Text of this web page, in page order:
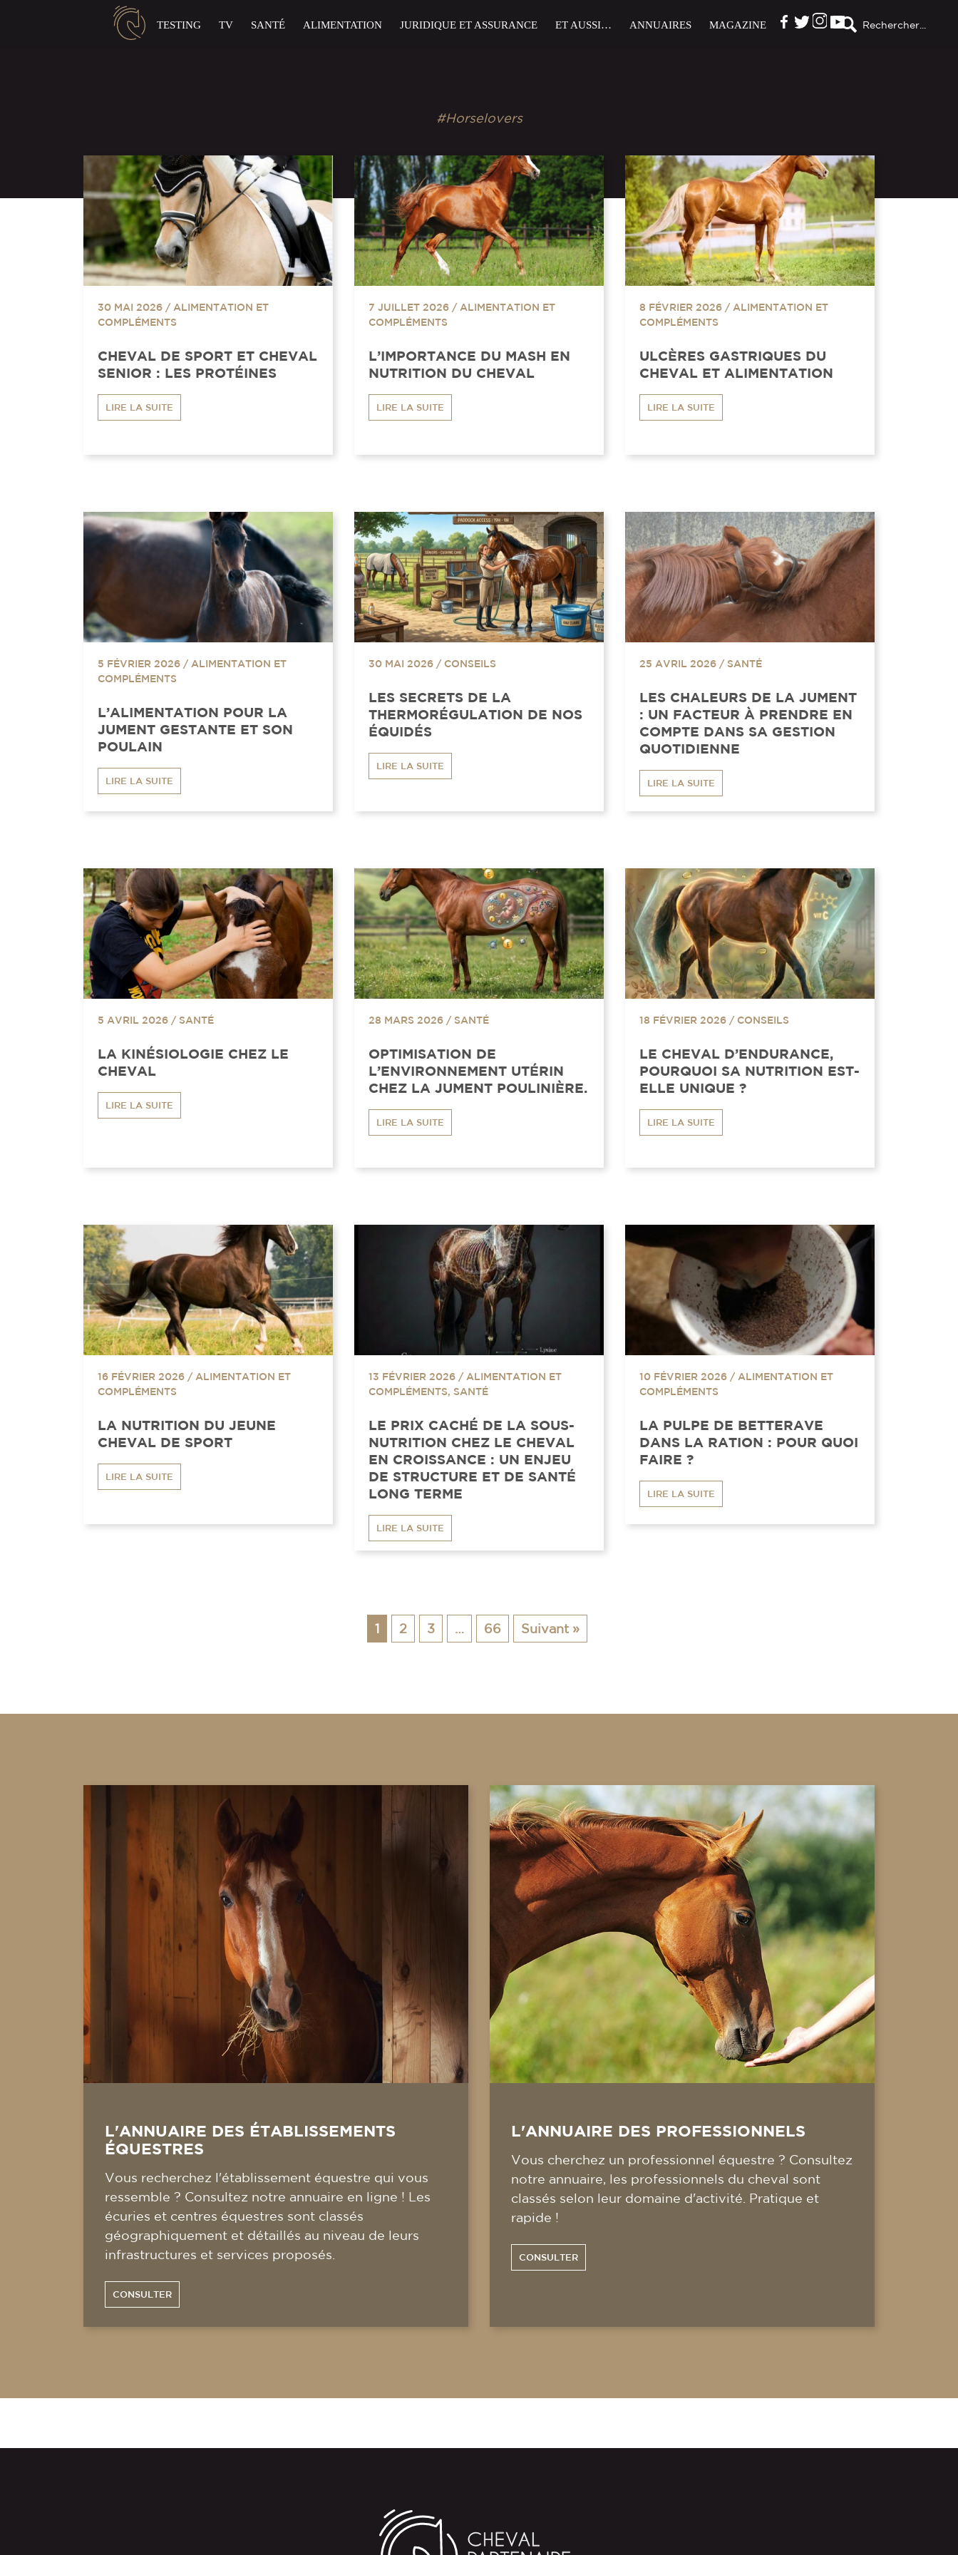
Rechercher...
TESTING TV SANTÉ ALIMENTATION JURIDIQUE ET ASSURANCE ET AUSSI… ANNUAIRES MAGAZINE
#Horselovers
30 MAI 2026 / ALIMENTATION ET
COMPLÉMENTS
CHEVAL DE SPORT ET CHEVAL
SENIOR : LES PROTÉINES
LIRE LA SUITE
7 JUILLET 2026 / ALIMENTATION ET
COMPLÉMENTS
L’IMPORTANCE DU MASH EN
NUTRITION DU CHEVAL
LIRE LA SUITE
8 FÉVRIER 2026 / ALIMENTATION ET
COMPLÉMENTS
ULCÈRES GASTRIQUES DU
CHEVAL ET ALIMENTATION
LIRE LA SUITE
5 FÉVRIER 2026 / ALIMENTATION ET
COMPLÉMENTS
L’ALIMENTATION POUR LA
JUMENT GESTANTE ET SON
POULAIN
LIRE LA SUITE
30 MAI 2026 / CONSEILS
LES SECRETS DE LA
THERMORÉGULATION DE NOS
ÉQUIDÉS
LIRE LA SUITE
25 AVRIL 2026 / SANTÉ
LES CHALEURS DE LA JUMENT
: UN FACTEUR À PRENDRE EN
COMPTE DANS SA GESTION
QUOTIDIENNE
LIRE LA SUITE
5 AVRIL 2026 / SANTÉ
LA KINÉSIOLOGIE CHEZ LE
CHEVAL
LIRE LA SUITE
28 MARS 2026 / SANTÉ
OPTIMISATION DE
L’ENVIRONNEMENT UTÉRIN
CHEZ LA JUMENT POULINIÈRE.
LIRE LA SUITE
18 FÉVRIER 2026 / CONSEILS
LE CHEVAL D’ENDURANCE,
POURQUOI SA NUTRITION EST-
ELLE UNIQUE ?
LIRE LA SUITE
16 FÉVRIER 2026 / ALIMENTATION ET
COMPLÉMENTS
LA NUTRITION DU JEUNE
CHEVAL DE SPORT
LIRE LA SUITE
13 FÉVRIER 2026 / ALIMENTATION ET
COMPLÉMENTS, SANTÉ
LE PRIX CACHÉ DE LA SOUS-
NUTRITION CHEZ LE CHEVAL
EN CROISSANCE : UN ENJEU
DE STRUCTURE ET DE SANTÉ
LONG TERME
LIRE LA SUITE
10 FÉVRIER 2026 / ALIMENTATION ET
COMPLÉMENTS
LA PULPE DE BETTERAVE
DANS LA RATION : POUR QUOI
FAIRE ?
LIRE LA SUITE
1 2 3 66 Suivant »
L'ANNUAIRE DES ÉTABLISSEMENTS
ÉQUESTRES
Vous recherchez l'établissement équestre qui vous
ressemble ? Consultez notre annuaire en ligne ! Les
écuries et centres équestres sont classés
géographiquement et détaillés au niveau de leurs
infrastructures et services proposés.
CONSULTER
L'ANNUAIRE DES PROFESSIONNELS
Vous cherchez un professionnel équestre ? Consultez
notre annuaire, les professionnels du cheval sont
classés selon leur domaine d'activité. Pratique et
rapide !
CONSULTER
Panneau de gestion des cookies